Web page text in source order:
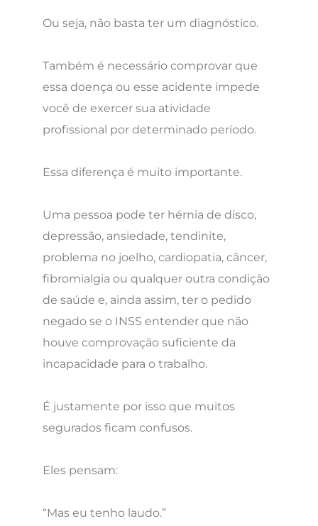
Ou seja, não basta ter um diagnóstico.
Também é necessário comprovar que
essa doença ou esse acidente impede
você de exercer sua atividade
profissional por determinado período.
Essa diferença é muito importante.
Uma pessoa pode ter hérnia de disco,
depressão, ansiedade, tendinite,
problema no joelho, cardiopatia, câncer,
fibromialgia ou qualquer outra condição
de saúde e, ainda assim, ter o pedido
negado se o INSS entender que não
houve comprovação suficiente da
incapacidade para o trabalho.
É justamente por isso que muitos
segurados ficam confusos.
Eles pensam:
“Mas eu tenho laudo.”